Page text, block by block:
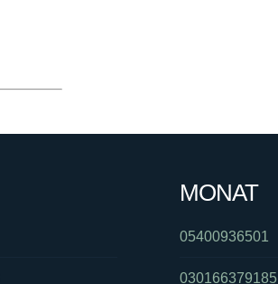
MONAT
05400936501
030166379185